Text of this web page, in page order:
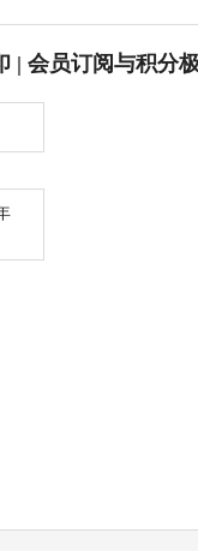
| 会员订阅与积分